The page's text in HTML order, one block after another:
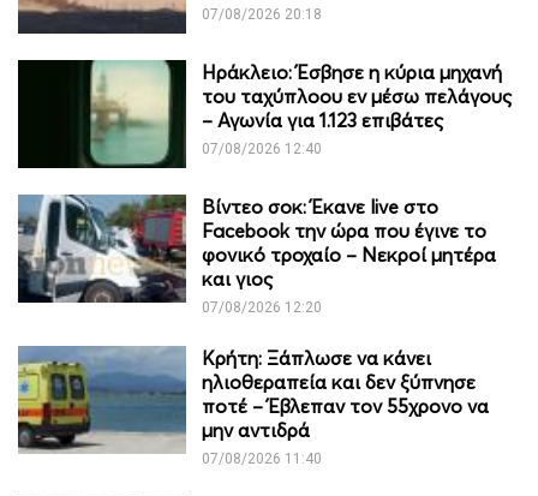
07/08/2026 20:18
Ηράκλειο: Έσβησε η κύρια μηχανή
του ταχύπλοου εν μέσω πελάγους
– Αγωνία για 1.123 επιβάτες
07/08/2026 12:40
Βίντεο σοκ: Έκανε live στο
Facebook την ώρα που έγινε το
φονικό τροχαίο – Νεκροί μητέρα
και γιος
07/08/2026 12:20
Κρήτη: Ξάπλωσε να κάνει
ηλιοθεραπεία και δεν ξύπνησε
ποτέ – Έβλεπαν τον 55χρονο να
μην αντιδρά
07/08/2026 11:40